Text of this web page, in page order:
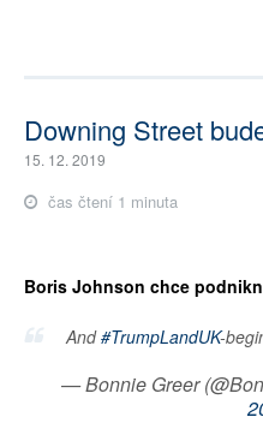
Downing Street
15. 12. 2019
čas čtení 1 minuta
Boris Johnson chce
And#TrumpLandUK-
— Bonnie Greer